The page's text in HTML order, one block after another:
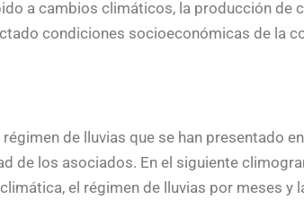
a cambios climáticos, la producción de
condiciones socioeconómicas de la
de lluvias que se han presentado
de los asociados. En el siguiente
el régimen de lluvias por meses y